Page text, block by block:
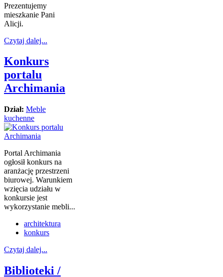
Prezentujemy
mieszkanie Pani
Alicji.
Czytaj dalej...
Konkurs
portalu
Archimania
Dział: Meble
kuchenne
Portal Archimania
ogłosił konkurs na
aranżację przestrzeni
biurowej. Warunkiem
wzięcia udziału w
konkursie jest
wykorzystanie mebli...
architektura
konkurs
Czytaj dalej...
Biblioteki /